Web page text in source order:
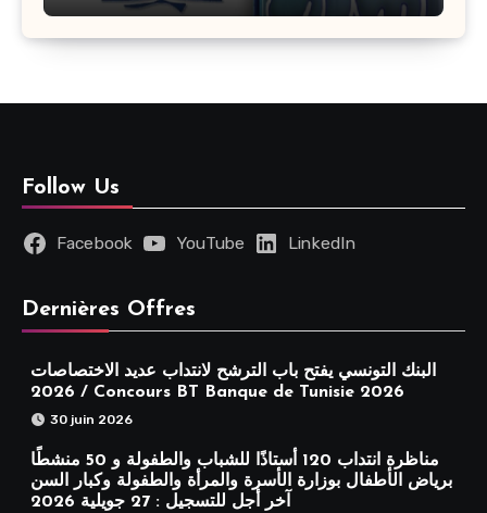
Follow Us
Facebook YouTube LinkedIn
Dernières Offres
البنك التونسي يفتح باب الترشح لانتداب عديد الاختصاصات
2026 / Concours BT Banque de Tunisie 2026
30 juin 2026
مناظرة انتداب 120 أستاذًا للشباب والطفولة و 50 منشطًا
برياض الأطفال بوزارة الأسرة والمرأة والطفولة وكبار السن
آخر أجل للتسجيل : 27 جويلية 2026